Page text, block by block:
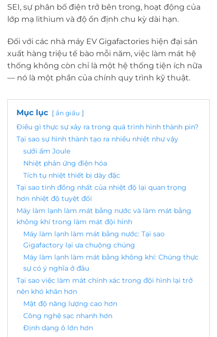
SEI, sự phân bố điện trở bên trong, hoạt động của
lớp mạ lithium và độ ổn định chu kỳ dài hạn.
Đối với các nhà máy EV Gigafactories hiện đại sản
xuất hàng triệu tế bào mỗi năm, việc làm mát hệ
thống không còn chỉ là một hệ thống tiện ích nữa
— nó là một phần của chính quy trình kỹ thuật.
Mục lục ẩn giấu
Điều gì thực sự xảy ra trong quá trình hình thành pin?
Tại sao sự hình thành tạo ra nhiều nhiệt như vậy
sưởi ấm Joule
Nhiệt phản ứng điện hóa
Tích tụ nhiệt thiết bị dày đặc
Tại sao tính đồng nhất của nhiệt độ lại quan trọng
hơn nhiệt độ tuyệt đối
Máy làm lạnh làm mát bằng nước và làm mát bằng
không khí trong làm mát đội hình
Máy làm lạnh làm mát bằng nước: Tại sao
Gigafactory lại ưa chuộng chúng
Máy làm lạnh làm mát bằng không khí: Chúng thực
sự có ý nghĩa ở đâu
Tại sao việc làm mát chính xác trong đội hình lại trở
nên khó khăn hơn
Mật độ năng lượng cao hơn
Công nghệ sạc nhanh hơn
Định dạng ô lớn hơn